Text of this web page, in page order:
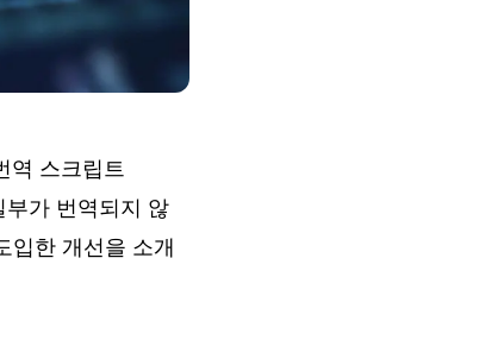
역 스크립트
부가 번역되지 않
입한 개선을 소개